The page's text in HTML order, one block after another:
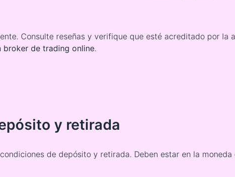
Consulte reseñas y verifique que esté acreditado por la
broker de trading online.
y retirada
de depósito y retirada. Deben estar en la